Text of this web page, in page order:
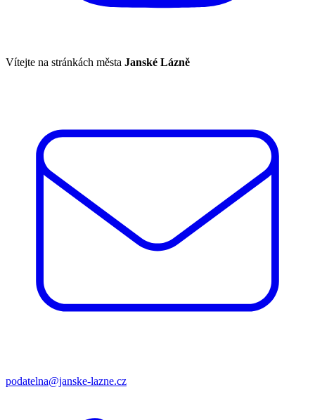
Vítejte na stránkách města Janské Lázně
podatelna@janske-lazne.cz